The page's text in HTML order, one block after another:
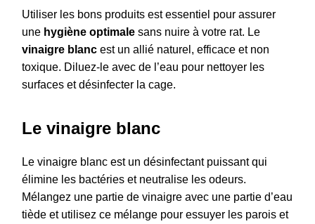
Utiliser les bons produits est essentiel pour assurer
une hygiène optimale sans nuire à votre rat. Le
vinaigre blanc est un allié naturel, efficace et non
toxique. Diluez-le avec de l’eau pour nettoyer les
surfaces et désinfecter la cage.
Le vinaigre blanc
Le vinaigre blanc est un désinfectant puissant qui
élimine les bactéries et neutralise les odeurs.
Mélangez une partie de vinaigre avec une partie d’eau
tiède et utilisez ce mélange pour essuyer les parois et